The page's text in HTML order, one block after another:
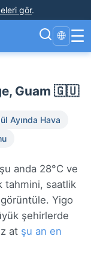
gör.
🌐 ☰
Guam 🇬🇺
Ayında Hava
anda 28°C ve
tahmini, saatlik
Yigo
şehirlerde
at şu an en